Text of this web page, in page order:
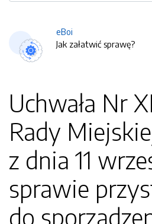
eBoi
Jak załatwić sprawę?
Uchwała Nr
Rady
z dnia 11
sprawie
do